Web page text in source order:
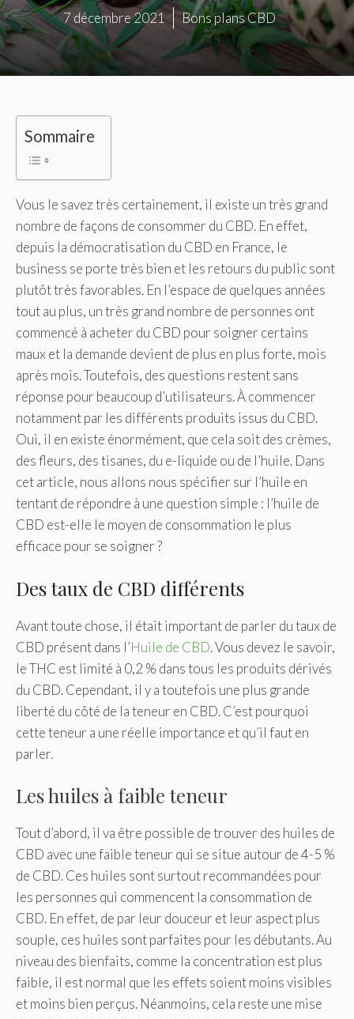
7 décembre 2021 Bons plans CBD
Sommaire
Vous le savez très certainement, il existe un très grand
nombre de façons de consommer du CBD. En effet,
depuis la démocratisation du CBD en France, le
business se porte très bien et les retours du public sont
plutôt très favorables. En l’espace de quelques années
tout au plus, un très grand nombre de personnes ont
commencé à acheter du CBD pour soigner certains
maux et la demande devient de plus en plus forte, mois
après mois. Toutefois, des questions restent sans
réponse pour beaucoup d’utilisateurs. À commencer
notamment par les différents produits issus du CBD.
Oui, il en existe énormément, que cela soit des crèmes,
des fleurs, des tisanes, du e-liquide ou de l’huile. Dans
cet article, nous allons nous spécifier sur l’huile en
tentant de répondre à une question simple : l’huile de
CBD est-elle le moyen de consommation le plus
efficace pour se soigner ?
Des taux de CBD différents
Avant toute chose, il était important de parler du taux de
CBD présent dans l’Huile de CBD. Vous devez le savoir,
le THC est limité à 0,2 % dans tous les produits dérivés
du CBD. Cependant, il y a toutefois une plus grande
liberté du côté de la teneur en CBD. C’est pourquoi
cette teneur a une réelle importance et qu’il faut en
parler.
Les huiles à faible teneur
Tout d’abord, il va être possible de trouver des huiles de
CBD avec une faible teneur qui se situe autour de 4-5 %
de CBD. Ces huiles sont surtout recommandées pour
les personnes qui commencent la consommation de
CBD. En effet, de par leur douceur et leur aspect plus
souple, ces huiles sont parfaites pour les débutants. Au
niveau des bienfaits, comme la concentration est plus
faible, il est normal que les effets soient moins visibles
et moins bien perçus. Néanmoins, cela reste une mise